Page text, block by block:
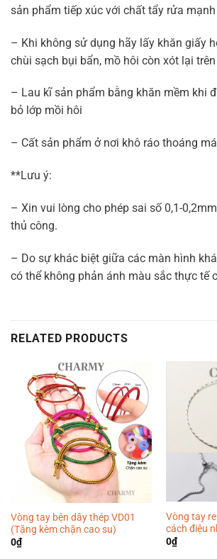
sản phẩm tiếp xúc với chất tẩy rửa mạnh
– Khi không sử dụng hãy lấy khăn giấy
chùi sạch bụi bẩn, mồ hôi còn xót lại
– Lau kĩ sản phẩm bằng khăn mềm khi
bỏ lớp mồi hôi
– Cất sản phẩm ở nơi khô ráo thoáng
**Lưu ý:
– Xin vui lòng cho phép sai số 0,1-
thủ công.
– Do sự khác biệt giữa các màn hình
có thể không phản ánh màu sắc thực tế
RELATED PRODUCTS
Vòng tay bện dây thép VD01
(Tặng kèm chặn cao su)
0₫
Vòng tay
cách điệu
0₫